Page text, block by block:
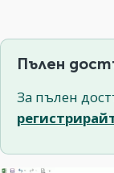
Пълен
За пълен